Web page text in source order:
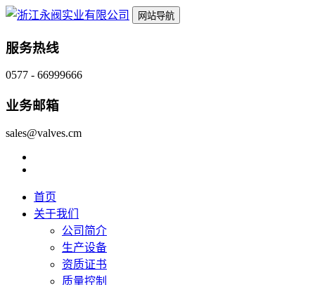
网站导航
服务热线
0577 - 66999666
业务邮箱
sales@valves.cm
首页
关于我们
公司简介
生产设备
资质证书
质量控制